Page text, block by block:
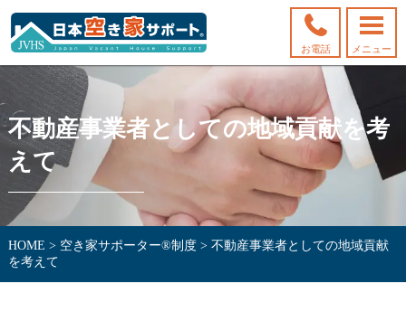
メニュー
お電話
不動産事業者としての地域貢献を考
えて
HOME > 空き家サポーター®制度> 不動産事業者としての地域貢献
を考えて